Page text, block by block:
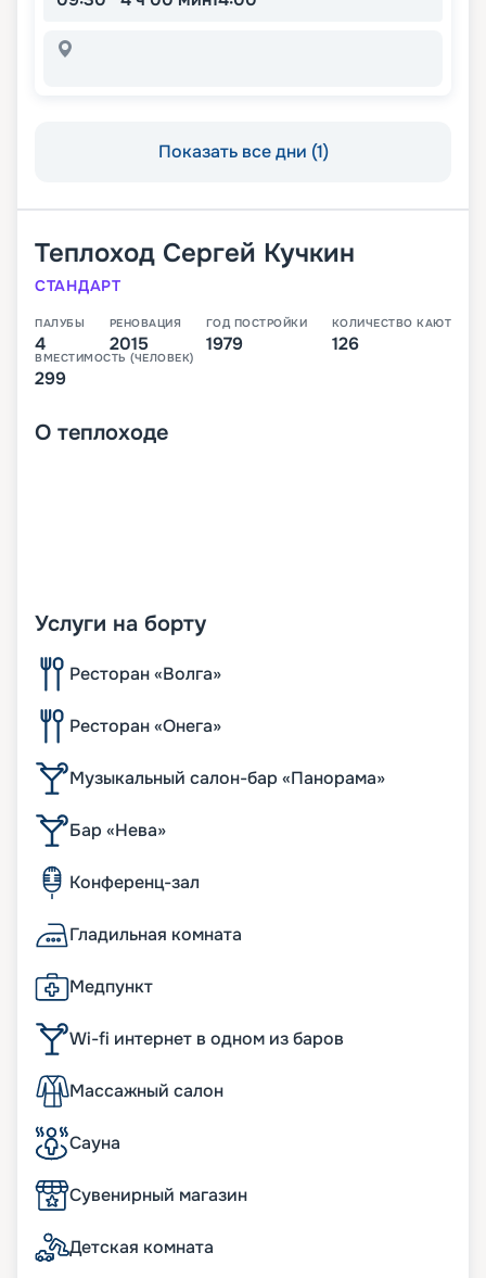
Показать все дни (1)
Теплоход Сергей Кучкин
СТАНДАРТ
ПАЛУБЫ
4
РЕНОВАЦИЯ
2015
ГОД ПОСТРОЙКИ
1979
КОЛИЧЕСТВО КАЮТ
126
ВМЕСТИМОСТЬ (ЧЕЛОВЕК)
299
О теплоходе
Услуги на борту
Ресторан «Волга»
Ресторан «Онега»
Музыкальный салон-бар «Панорама»
Бар «Нева»
Конференц-зал
Гладильная комната
Медпункт
Wi-fi интернет в одном из баров
Массажный салон
Сауна
Сувенирный магазин
Детская комната